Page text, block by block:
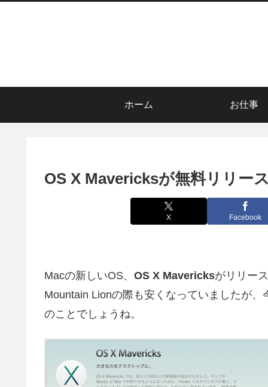
ホーム お仕事
OS X Mavericksが無料リリー
X Facebook
Macの新しいOS、 OS X Mavericksがリリー
Mountain Lionの際も安くなっていましたが
のことでしょうね。